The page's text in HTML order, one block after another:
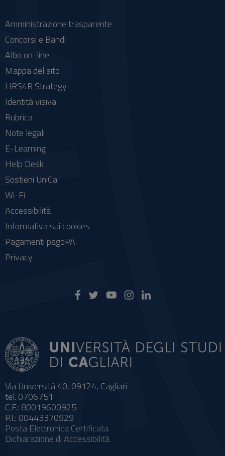
Via Università 40, 09124, Cagliari
tel. 0706751
C.F.: 80019600925
P.I.: 00443370929
Posta Elettronica Certificata
Dichiarazione di Accessibilità
Amministrazione trasparente
Concorsi e Bandi
Albo on-line
Mappa del sito
HRS4R Strategy
Identità visiva
Rubrica
Note legali
E-Learning
Help Desk
Sostieni UniCa
Wi-Fi
Accessibilità
Informativa sui cookies
Pagamenti pagoPA
Privacy